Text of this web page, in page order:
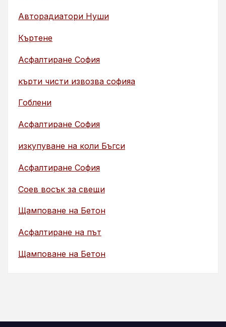
Авторадиатори Нуши
Къртене
Асфалтиране София
кърти чисти извозва софияа
Гоблени
Асфалтиране София
изкупуване на коли Бъгси
Асфалтиране София
Соев восък за свещи
Щамповане на Бетон
Асфалтиране на път
Щамповане на Бетон